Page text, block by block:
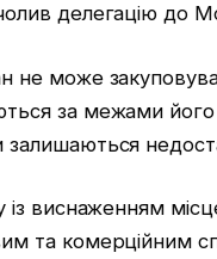
делегацію до
не може
за межами його
залишаються
із виснаженням
та комерційним